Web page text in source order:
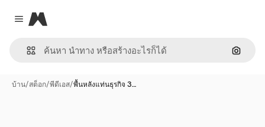
Close menu
Magnific
ค้นหา
บ้าน/สต็อก/พีดีเอส/พื้นหลังแท่นธุรกิจ 3…